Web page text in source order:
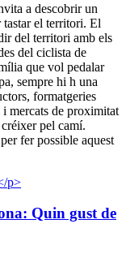
a descobrir un
tastar el territori. El
del territori amb els
del ciclista de
que vol pedalar
sempre hi h una
formatgeries
i mercats de proximitat
pel camí.
fer possible aquest
Quin gust de